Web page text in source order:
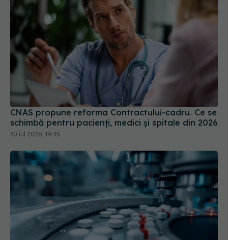
CNAS propune reforma Contractului-cadru. Ce se
schimbă pentru pacienți, medici și spitale din 2026
30 iul 2026, 19:45